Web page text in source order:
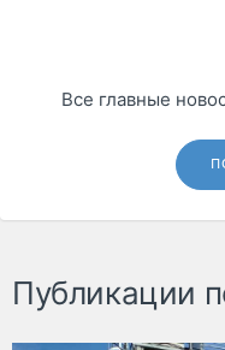
Все главные
Публикации